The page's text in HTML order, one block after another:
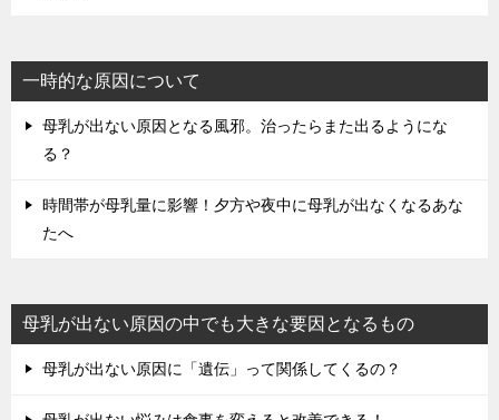
一時的な原因について
母乳が出ない原因となる風邪。治ったらまた出るようにな
る？
時間帯が母乳量に影響！夕方や夜中に母乳が出なくなるあな
たへ
母乳が出ない原因の中でも大きな要因となるもの
母乳が出ない原因に「遺伝」って関係してくるの？